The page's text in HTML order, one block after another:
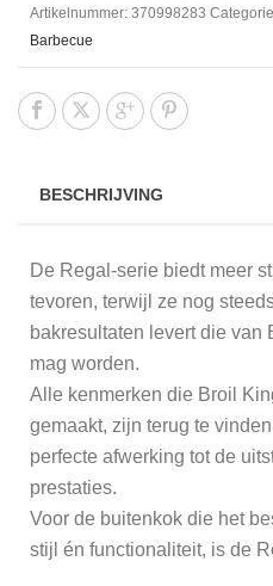
Artikelnummer: 370998283
Barbecue
BESCHRIJVING
De Regal-serie biedt meer
tevoren, terwijl ze nog
bakresultaten levert die van
mag worden.
Alle kenmerken die Broil
gemaakt, zijn terug te
perfecte afwerking tot de
prestaties.
Voor de buitenkok die het
stijl én functionaliteit, is de